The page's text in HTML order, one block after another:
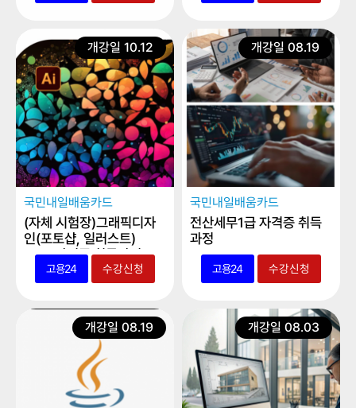
국민내일배움카드
(자체 시험장)그래픽디자
인(포토샵, 일러스트)
GTQ 자격증 취득과정
개강일 10.12
고용24 수강신청
국민내일배움카드
전산세무1급 자격증 취득
과정
개강일 08.19
고용24 수강신청
개강일 08.19 개강일 08.03